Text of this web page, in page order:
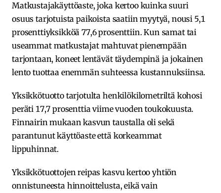
Matkustajakäyttöaste, joka kertoo kuinka suuri
osuus tarjotuista paikoista saatiin myytyä, nousi 5,1
prosenttiyksikköä 77,6 prosenttiin. Kun samat tai
useammat matkustajat mahtuvat pienempään
tarjontaan, koneet lentävät täydempinä ja jokainen
lento tuottaa enemmän suhteessa kustannuksiinsa.
Yksikkötuotto tarjotulta henkilökilometriltä kohosi
peräti 17,7 prosenttia viime vuoden toukokuusta.
Finnairin mukaan kasvun taustalla oli sekä
parantunut käyttöaste että korkeammat
lippuhinnat.
Yksikkötuottojen reipas kasvu kertoo yhtiön
onnistuneesta hinnoittelusta, eikä vain